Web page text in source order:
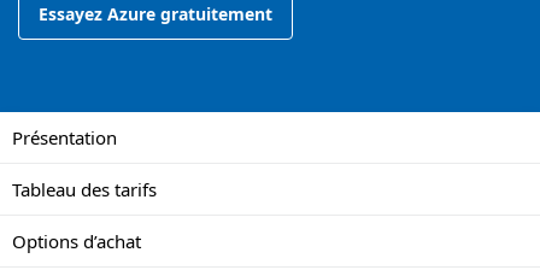
Essayez Azure gratuitement
Présentation
Tableau des tarifs
Options d’achat